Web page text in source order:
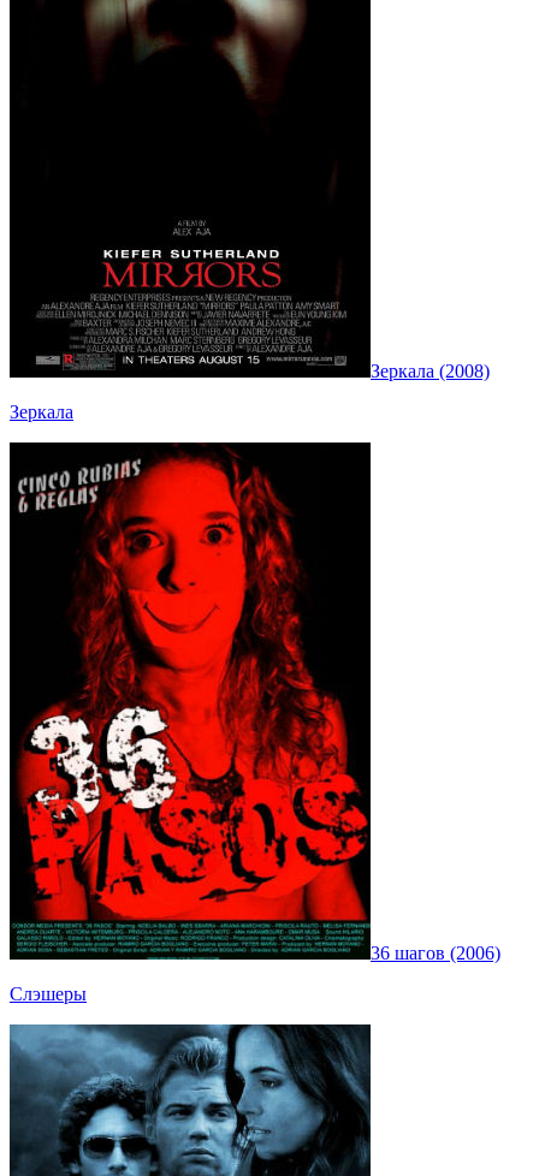
Зеркала (2008)
Зеркала
36 шагов (2006)
Слэшеры